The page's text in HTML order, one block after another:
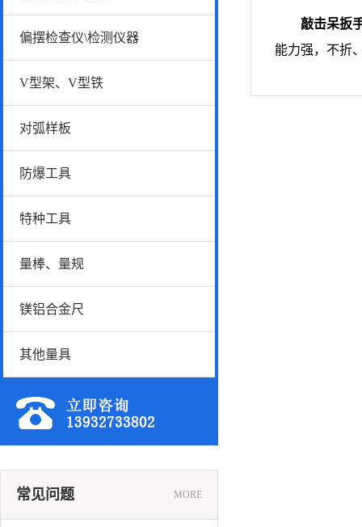
偏摆检查仪\检测仪器
V型架、V型铁
对弧样板
防爆工具
特种工具
量棒、量规
镁铝合金尺
其他量具
常见问题 MORE
敲击呆扳
能力强，不折